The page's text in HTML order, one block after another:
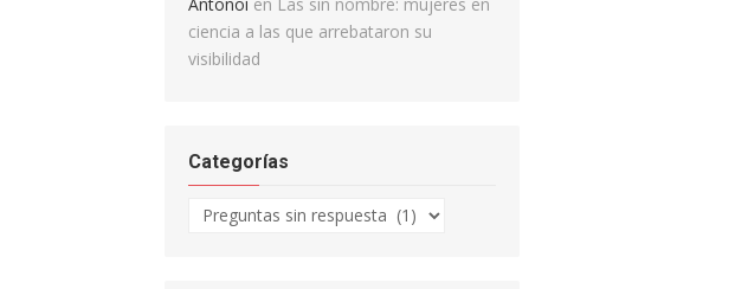
ciencia a las que arrebataron su
visibilidad
Categorías
Categorías